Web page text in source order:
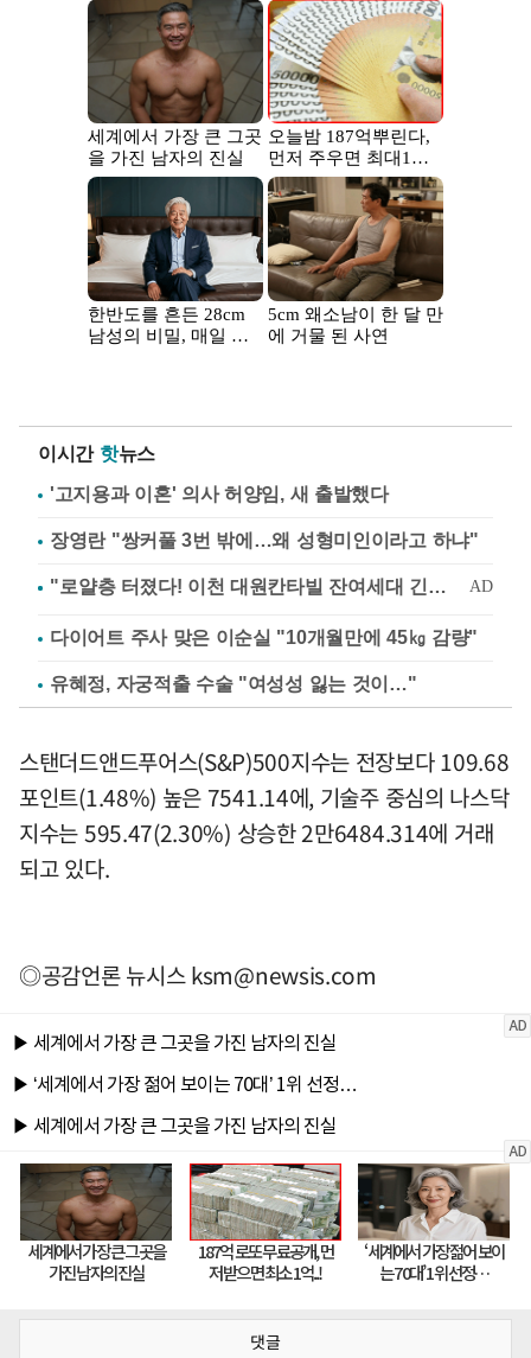
이시간 핫뉴스
'고지용과 이혼' 의사 허양임, 새 출발했다
장영란 "쌍커풀 3번 밖에…왜 성형미인이라고 하냐"
다이어트 주사 맞은 이순실 "10개월만에 45㎏ 감량"
유혜정, 자궁적출 수술 "여성성 잃는 것이…"
스탠더드앤드푸어스(S&P)500지수는 전장보다 109.68
포인트(1.48%) 높은 7541.14에, 기술주 중심의 나스닥
지수는 595.47(2.30%) 상승한 2만6484.314에 거래
되고 있다.
◎공감언론 뉴시스ksm@newsis.com
댓글